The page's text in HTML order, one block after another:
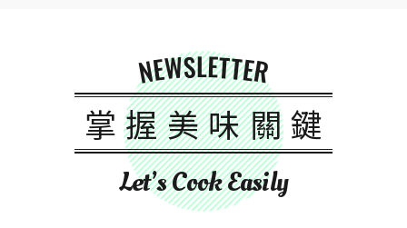
NEWSLETTER
掌握美味關鍵
Let’s Cook Easily